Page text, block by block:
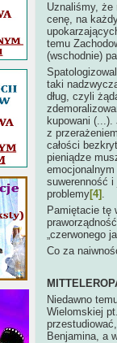
Uznaliśmy,
cenę, na
temu
(wschodnie)
taki
dług, czyli
kupowani
z
całości
pieniądze
suwerenność
problemy[4] .
Pamiętacie tę
„czerwonego
Co za
Niedawno
Wielomskiej
Benjamina, a